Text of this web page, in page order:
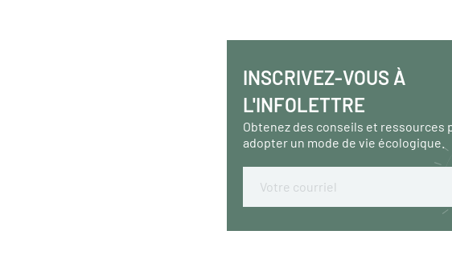
INSCRIVEZ-VOUS À
L'INFOLETTRE
Obtenez des conseils et ressources
adopter un mode de vie écologique.
Email